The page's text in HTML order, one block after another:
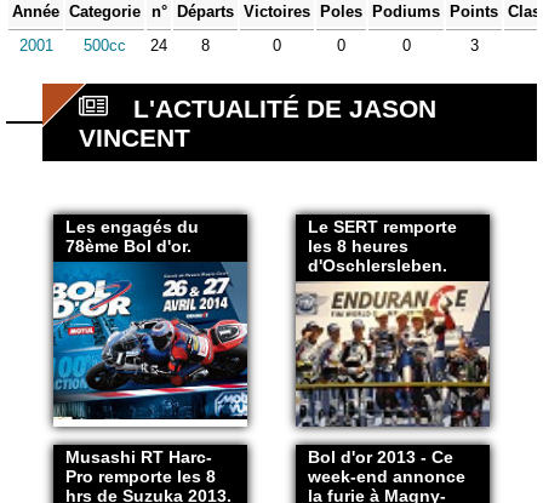
Année Categorie n° Départs Victoires Poles Podiums Points
2001
500cc 24 8 0 0 0 3
L'ACTUALITÉ DE JASON
VINCENT
Les engagés du
78ème Bol d'or.
Le SERT remporte
les 8 heures
d'Oschlersleben.
Musashi RT Harc-
Pro remporte les 8
hrs de Suzuka 2013.
Bol d'or 2013 - Ce
week-end annonce
la furie à Magny-